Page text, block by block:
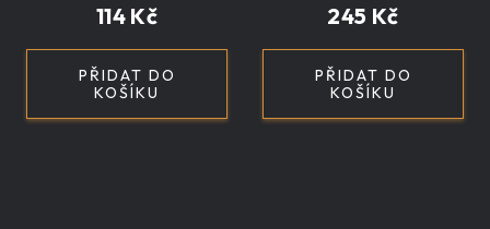
114 Kč
PŘIDAT DO
KOŠÍKU
245 Kč
PŘIDAT DO
KOŠÍKU